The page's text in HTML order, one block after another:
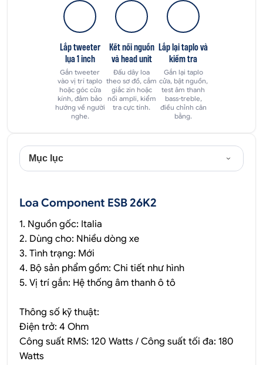
Lắp tweeter
lụa 1 inch
Gắn tweeter
vào vị trí taplo
hoặc góc cửa
kính, đảm bảo
hướng về người
nghe.
Kết nối nguồn
và head unit
Đấu dây loa
theo sơ đồ, cắm
giắc zin hoặc
nối ampli, kiểm
tra cực tính.
Lắp lại taplo và
kiểm tra
Gắn lại taplo
cửa, bật nguồn,
test âm thanh
bass-treble,
điều chỉnh cân
bằng.
Mục lục
Loa Component ESB 26K2
1. Nguồn gốc: Italia
2. Dùng cho: Nhiều dòng xe
3. Tình trạng: Mới
4. Bộ sản phẩm gồm: Chi tiết như hình
5. Vị trí gắn: Hệ thống âm thanh ô tô
Thông số kỹ thuật:
Điện trở: 4 Ohm
Công suất RMS: 120 Watts / Công suất tối đa: 180
Watts